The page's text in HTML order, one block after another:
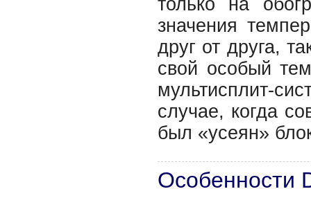
только на
значения
друг от друга,
свой особый
мультисплит-
случае, когда
был «усеян»
Особенности